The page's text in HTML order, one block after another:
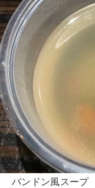
バンドン風スープ